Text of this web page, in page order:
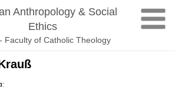
Anthropology & Social
Ethics
Faculty of Catholic Theology
: